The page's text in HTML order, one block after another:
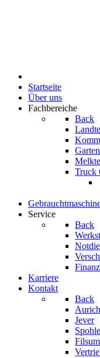
Startseite
Über uns
Fachbereiche
Back
Truck
Service
Back
Karriere
Kontakt
Back
Aurich
Jever
Spohle
Filsum